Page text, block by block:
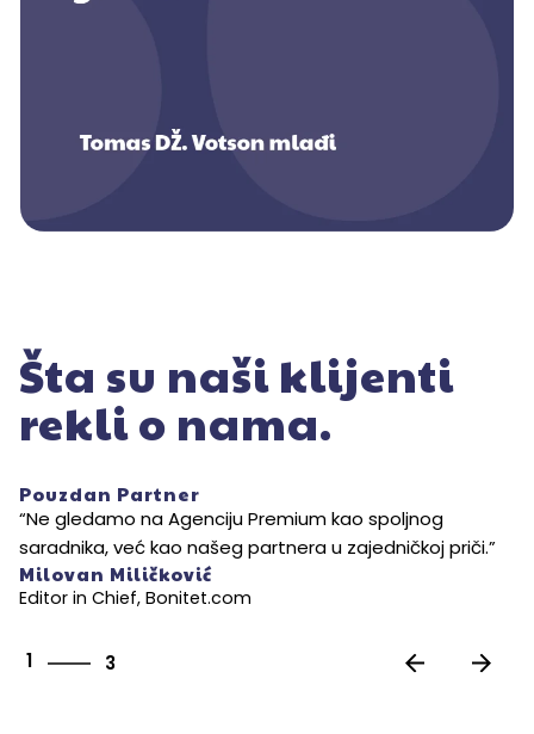
Šta su naši klijenti
rekli o nama.
Pouzdan Partner
“Ne gledamo na Agenciju Premium kao spoljnog
saradnika, već kao našeg partnera u zajedničkoj priči.”
Milovan Miličković
Editor in Chief, Bonitet.com
1
3